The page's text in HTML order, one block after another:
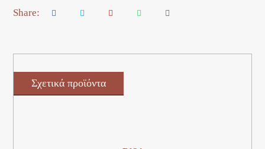
Σχετικά προϊόντα